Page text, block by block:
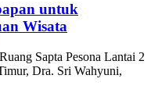
untuk
Wisata
Sapta Pesona Lantai 2
Dra. Sri Wahyuni,